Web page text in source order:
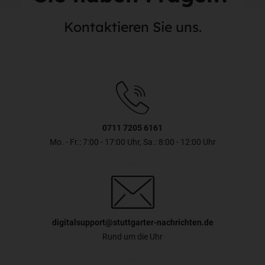
Kontaktieren Sie uns.
0711 7205 6161
Mo. - Fr.: 7:00 - 17:00 Uhr, Sa.: 8:00 - 12:00 Uhr
digitalsupport@stuttgarter-nachrichten.de
Rund um die Uhr